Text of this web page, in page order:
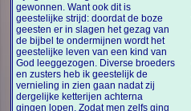
gewonnen. Want ook dit is
geestelijke strijd: doordat de boze
geesten er in slagen het gezag van
de bijbel te ondermijnen wordt het
geestelijke leven van een kind van
God leeggezogen. Diverse broeders
en zusters heb ik geestelijk de
vernieling in zien gaan nadat zij
dergelijke ketterijen achterna
gingen lopen. Zodat men zelfs ging